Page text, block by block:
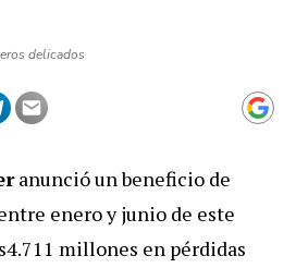
delicados
anunció un beneficio de
enero y junio de este
millones en pérdidas